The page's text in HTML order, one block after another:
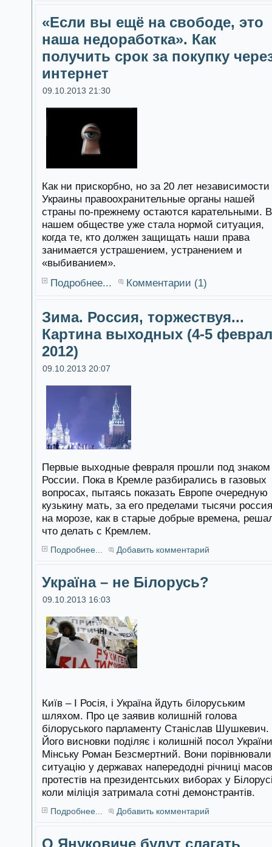
«Если вы ещё на свободе, это
наша недоработка». Как
получить срок за покупку
интернет
09.10.2013 21:30
Как ни прискорбно, но за 20 лет независимости
Украины правоохранительные органы нашей
страны по-прежнему остаются карательными. В
нашем обществе уже стала нормой ситуация,
когда те, кто должен защищать наши права
занимается устрашением, устранением и
«выбиванием».
Подробнее...
Комментарии (1)
Зима. Россия, торжествуя...
Картина выходных (4-5
2012)
09.10.2013 20:07
Первые выходные февраля прошли под знаком
России. Пока в Кремле разбирались в газовых
вопросах, пытаясь показать Европе очередную
кузькину мать, за его пределами тысячи
на морозе, как в старые добрые времена,
что делать с Кремлем.
Подробнее... Добавить комментарий
Україна – не Білорусь?
09.10.2013 16:03
Київ – І Росія, і Україна йдуть білоруським
шляхом. Про це заявив колишній голова
білоруського парламенту Станіслав Шушкевич.
Його висновки поділяє і колишній посол
Мінську Роман Безсмертний. Вони порівнювали
ситуацію у державах напередодні річниці
протестів на президентських виборах у
коли міліція затримала сотні демонстрантів.
Подробнее... Добавить комментарий
О Януковиче будут слагать